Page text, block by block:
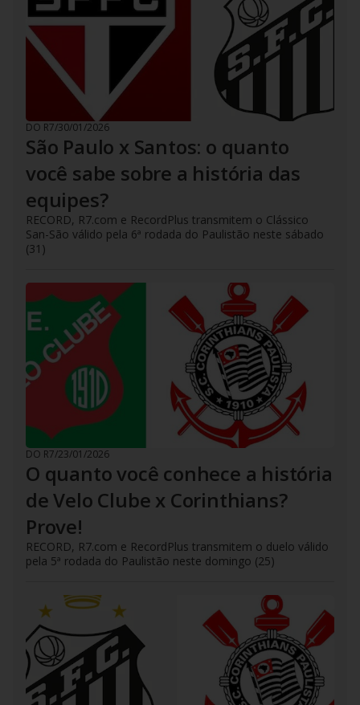
DO R7/30/01/2026
São Paulo x Santos: o quanto
você sabe sobre a história das
equipes?
RECORD, R7.com e RecordPlus transmitem o Clássico
San-São válido pela 6ª rodada do Paulistão neste sábado
(31)
DO R7/23/01/2026
O quanto você conhece a história
de Velo Clube x Corinthians?
Prove!
RECORD, R7.com e RecordPlus transmitem o duelo válido
pela 5ª rodada do Paulistão neste domingo (25)